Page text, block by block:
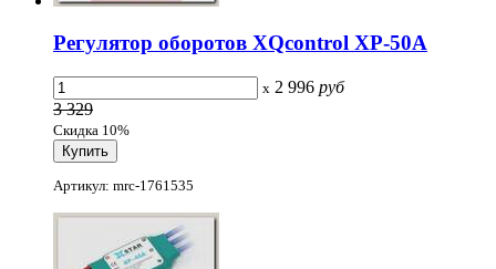
Регулятор оборотов XQcontrol XP-50A
x 2 996 руб
3 329
Скидка 10%
Артикул: mrc-1761535